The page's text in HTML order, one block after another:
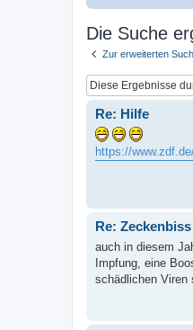
Die Suche
Zur erweiterten
Re: Hilfe
https://
Re: Zeckenbiss
auch in diesem
Impfung, eine
schädlichen Viren